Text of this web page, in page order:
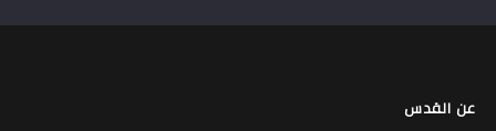
عن القدس